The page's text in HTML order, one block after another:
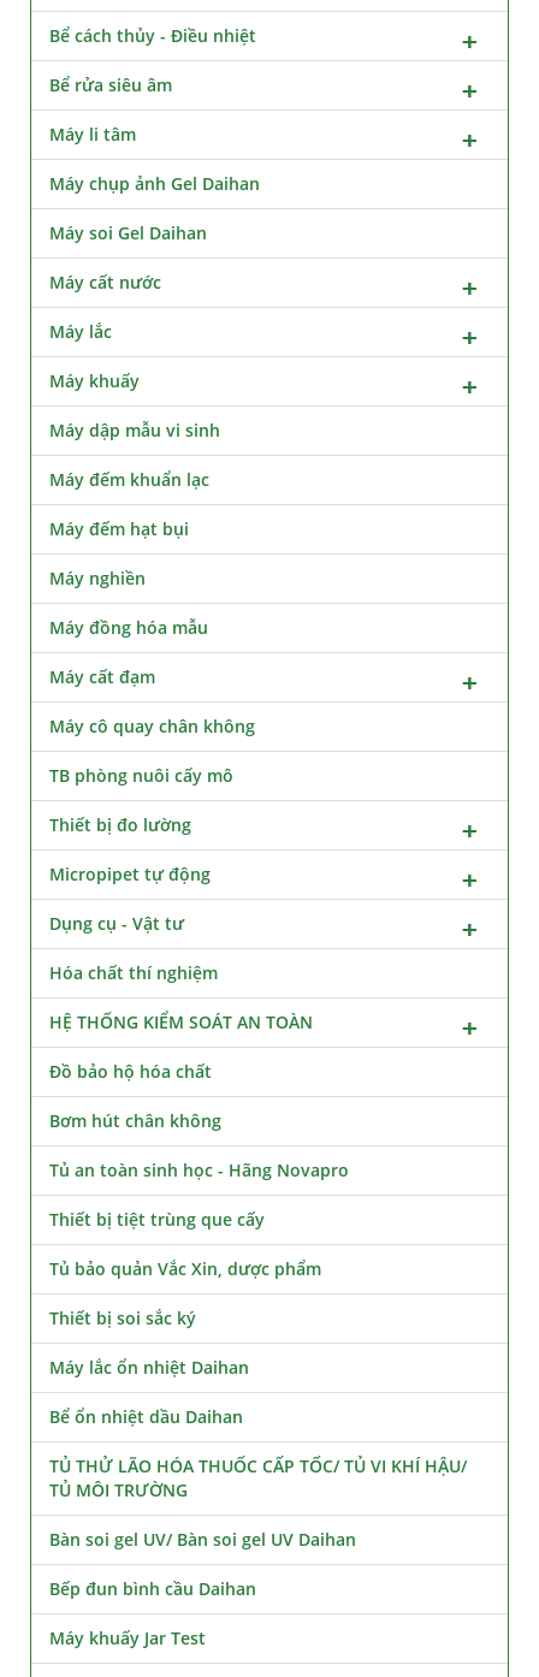
Bể cách thủy - Điều nhiệt
Bể rửa siêu âm
Máy li tâm
Máy chụp ảnh Gel Daihan
Máy soi Gel Daihan
Máy cất nước
Máy lắc
Máy khuấy
Máy dập mẫu vi sinh
Máy đếm khuẩn lạc
Máy đếm hạt bụi
Máy nghiền
Máy đồng hóa mẫu
Máy cất đạm
Máy cô quay chân không
TB phòng nuôi cấy mô
Thiết bị đo lường
Micropipet tự động
Dụng cụ - Vật tư
Hóa chất thí nghiệm
HỆ THỐNG KIỂM SOÁT AN TOÀN
Đồ bảo hộ hóa chất
Bơm hút chân không
Tủ an toàn sinh học - Hãng Novapro
Thiết bị tiệt trùng que cấy
Tủ bảo quản Vắc Xin, dược phẩm
Thiết bị soi sắc ký
Máy lắc ổn nhiệt Daihan
Bể ổn nhiệt dầu Daihan
TỦ THỬ LÃO HÓA THUỐC CẤP TỐC/ TỦ VI KHÍ HẬU/
TỦ MÔI TRƯỜNG
Bàn soi gel UV/ Bàn soi gel UV Daihan
Bếp đun bình cầu Daihan
Máy khuấy Jar Test